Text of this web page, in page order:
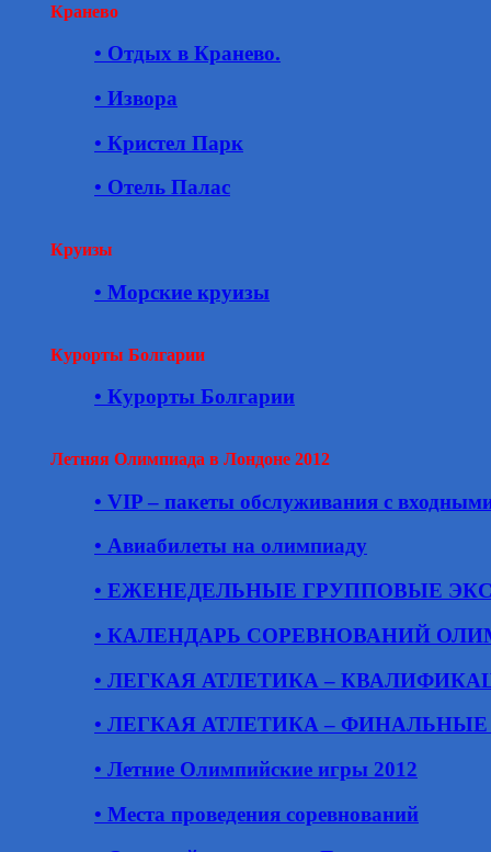
Кранево
• Отдых в Кранево.
• Извора
• Кристел Парк
• Отель Палас
Круизы
• Морские круизы
Курорты Болгарии
• Курорты Болгарии
Летняя Олимпиада в Лондоне 2012
• VIP – пакеты обслуживания с
• Авиабилеты на олимпиаду
• ЕЖЕНЕДЕЛЬНЫЕ ГРУППОВЫЕ
• КАЛЕНДАРЬ СОРЕВНОВАНИЙ
• ЛЕГКАЯ АТЛЕТИКА –
• ЛЕГКАЯ АТЛЕТИКА –
• Летние Олимпийские игры 2012
• Места проведения соревнований